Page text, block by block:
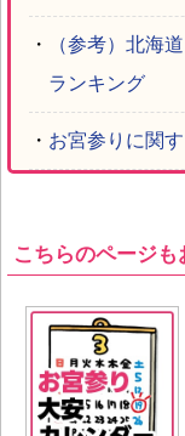
・
（参考）北海
ランキング
・ お宮参りに関
こちらのページも